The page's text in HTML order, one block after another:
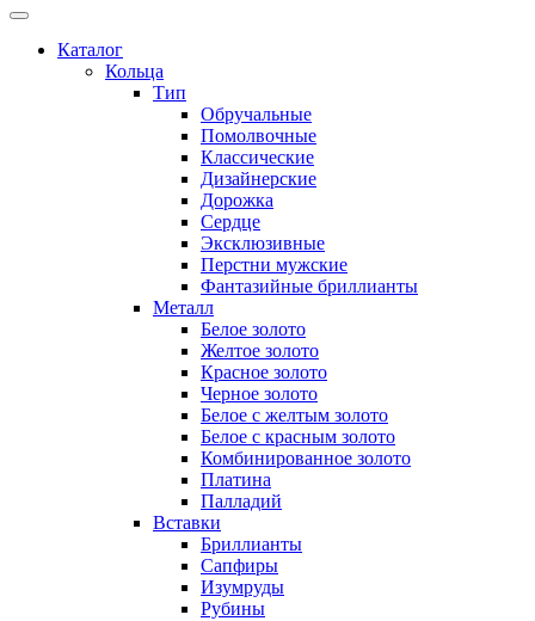
Каталог
Кольца
Тип
Обручальные
Помолвочные
Классические
Дизайнерские
Дорожка
Сердце
Эксклюзивные
Перстни мужские
Фантазийные бриллианты
Металл
Белое золото
Желтое золото
Красное золото
Черное золото
Белое с желтым золото
Белое с красным золото
Комбинированное золото
Платина
Палладий
Вставки
Бриллианты
Сапфиры
Изумруды
Рубины